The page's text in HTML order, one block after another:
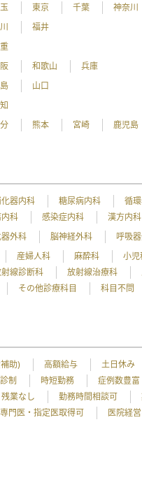
東京 千葉 神奈川
福井
和歌山
兵庫
山口
熊本 宮崎 鹿児島
器内科 糖尿病内科 循
科 感染症内科 漢方内科
外科 脳神経外科 呼吸
産婦人科 麻酔科 小児
線診断科 放射線治療科
その他診療科目 科目不問
助) 高額給与 土日休み
制 時短勤務 症例数豊富
残業なし 勤務時間相談可
専門医・指定医取得可 医院経